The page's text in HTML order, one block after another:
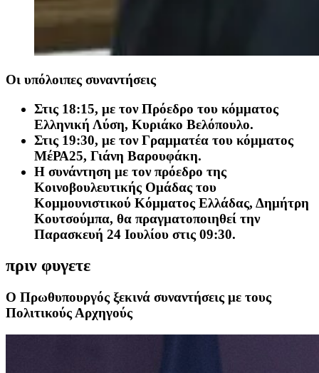
Οι υπόλοιπες συναντήσεις
Στις 18:15, με τον Πρόεδρο του κόμματος
Ελληνική Λύση, Κυριάκο Βελόπουλο.
Στις 19:30, με τον Γραμματέα του κόμματος
ΜέΡΑ25, Γιάνη Βαρουφάκη.
Η συνάντηση με τον πρόεδρο της
Κοινοβουλευτικής Ομάδας του
Κομμουνιστικού Κόμματος Ελλάδας, Δημήτρη
Κουτσούμπα, θα πραγματοποιηθεί την
Παρασκευή 24 Ιουλίου στις 09:30.
πριν φυγετε
Ο Πρωθυπουργός ξεκινά συναντήσεις με τους
Πολιτικούς Αρχηγούς